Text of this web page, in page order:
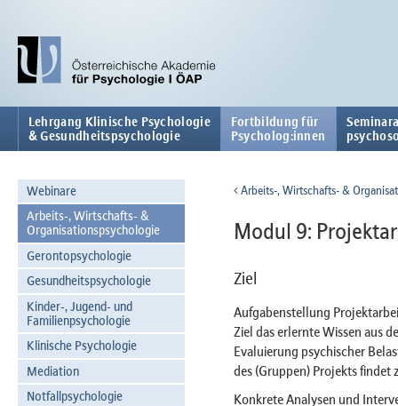
Lehrgang Klinische Psychologie
& Gesundheitspsychologie
Fortbildung für
Psycholog:innen
Webinare
Arbeits-, Wirtschafts- &
Organisationspsychologie
Gerontopsychologie
Gesundheitspsychologie
Kinder-, Jugend- und
Familienpsychologie
Klinische Psychologie
Mediation
Notfallpsychologie
Arbeits-, Wirtschafts- &
Modul 9:
Ziel
Aufgabenstellung
Ziel das erlernte Wissen aus
Evaluierung psychischer
des (Gruppen) Projekts
Konkrete Analysen und